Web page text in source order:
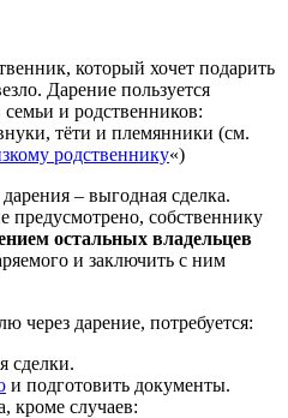
который хочет подарить
Дарение пользуется
и родственников:
тёти и племянники (см.
родственнику«)
– выгодная сделка.
предусмотрено, собственнику
остальных владельцев
и заключить с ним
через дарение, потребуется:
сделки.
и подготовить документы.
кроме случаев: